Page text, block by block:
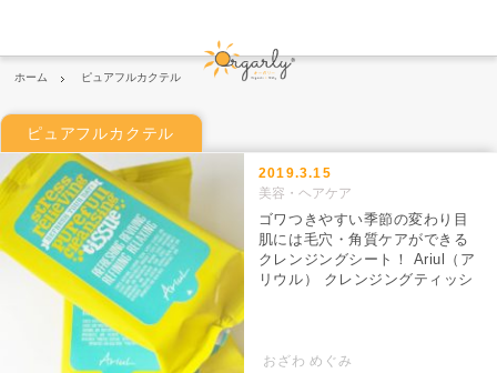
ホーム ピュアフルカクテル
ピュアフルカクテル
2019.3.15
美容・ヘアケア
おざわ めぐみ
ゴワつきやすい季節の変わり目
肌には毛穴・角質ケアができる
クレンジングシート！ Ariul（ア
リウル） クレンジングティッシ